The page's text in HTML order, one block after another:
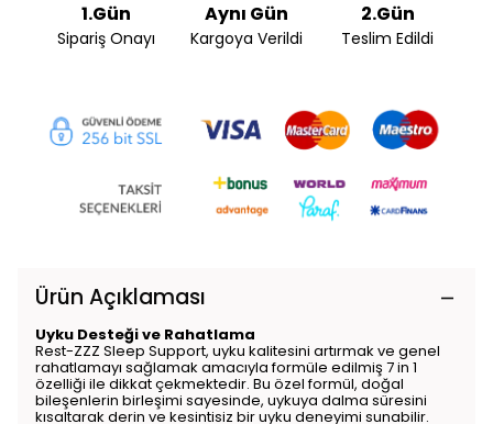
1.Gün
Sipariş Onayı
Aynı Gün
Kargoya Verildi
2.Gün
Teslim Edildi
Ürün Açıklaması
Uyku Desteği ve Rahatlama
Rest-ZZZ Sleep Support, uyku kalitesini artırmak ve genel
rahatlamayı sağlamak amacıyla formüle edilmiş 7 in 1
özelliği ile dikkat çekmektedir. Bu özel formül, doğal
bileşenlerin birleşimi sayesinde, uykuya dalma süresini
kısaltarak derin ve kesintisiz bir uyku deneyimi sunabilir.